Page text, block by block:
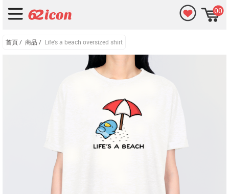
00
首頁/ 商品 / Life's a beach oversized shirt